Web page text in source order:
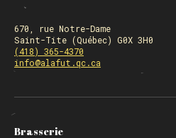
670, rue Notre-Dame
Saint-Tite (Québec) G0X 3H0
(418) 365-4370
info@alafut.qc.ca
Brasserie